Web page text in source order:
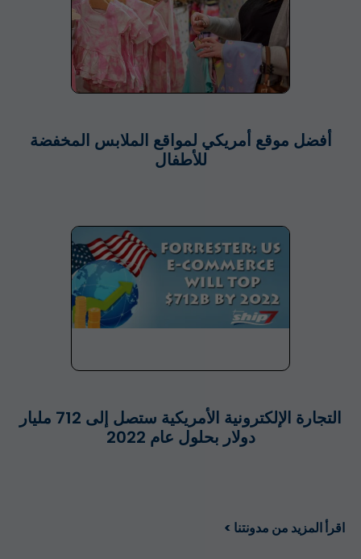
أفضل موقع أمريكي لمواقع الملابس المخفضة
للأطفال
التجارة الإلكترونية الأمريكية ستصل إلى 712 مليار
دولار بحلول عام 2022
اقرأ المزيد من مدونتنا >